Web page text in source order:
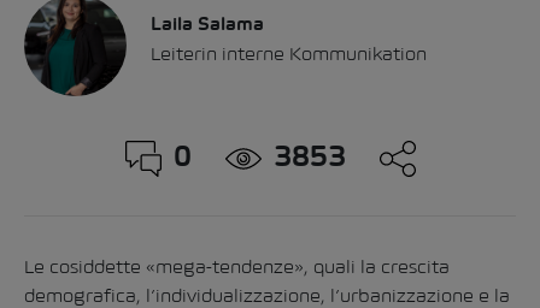
Laila Salama
Leiterin interne Kommunikation
0 3853
Le cosiddette «mega-tendenze», quali la crescita
demografica, l’individualizzazione, l’urbanizzazione e la